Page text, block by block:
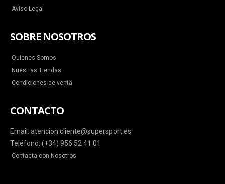
Aviso Legal
SOBRE NOSOTROS
Quienes Somos
Nuestras Tiendas
Condiciones de venta
CONTACTO
Email: atencion.cliente@supersport.es
Teléfono: (+34) 956 52 41 01
Contacta con Nosotros